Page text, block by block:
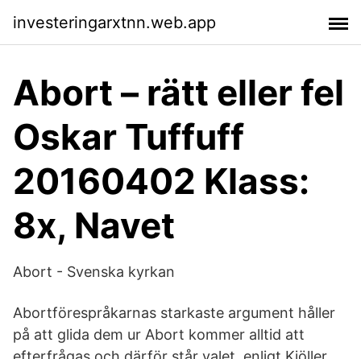
investeringarxtnn.web.app
Abort – rätt eller fel
Oskar Tuffuff
20160402 Klass:
8x, Navet
Abort - Svenska kyrkan
Abortförespråkarnas starkaste argument håller
på att glida dem ur Abort kommer alltid att